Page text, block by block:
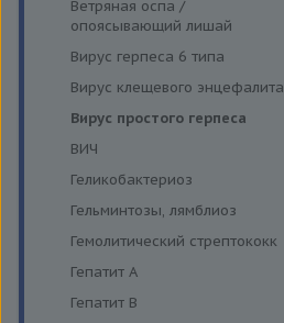
Функция поджелудочной
железы и диагностика
Моноцитарный эрлихиоз
Папилломавирусная инфекция
Парвовирус
Стрептококковая инфекция
Энтеровирусная инфекция
Ветряная оспа /
опоясывающий лишай
Вирус герпеса 6 типа
Вирус клещевого энцефалита
Вирус простого герпеса
ВИЧ
Геликобактериоз
Гельминтозы, лямблиоз
Гемолитический стрептококк
Гепатит A
Гепатит B